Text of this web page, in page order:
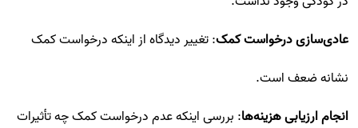
عادی‌سازی درخواست کمک: تغییر دیدگاه از اینکه درخواست کمک
نشانه ضعف است.
انجام ارزیابی هزینه‌ها: بررسی اینکه عدم درخواست کمک چه تأثیرات